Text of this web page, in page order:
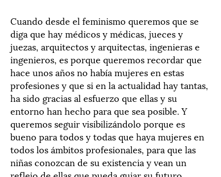
Cuando desde el feminismo queremos que se
diga que hay médicos y médicas, jueces y
juezas, arquitectos y arquitectas, ingenieras e
ingenieros, es porque queremos recordar que
hace unos años no había mujeres en estas
profesiones y que si en la actualidad hay tantas,
ha sido gracias al esfuerzo que ellas y su
entorno han hecho para que sea posible. Y
queremos seguir visibilizándolo porque es
bueno para todos y todas que haya mujeres en
todos los ámbitos profesionales, para que las
niñas conozcan de su existencia y vean un